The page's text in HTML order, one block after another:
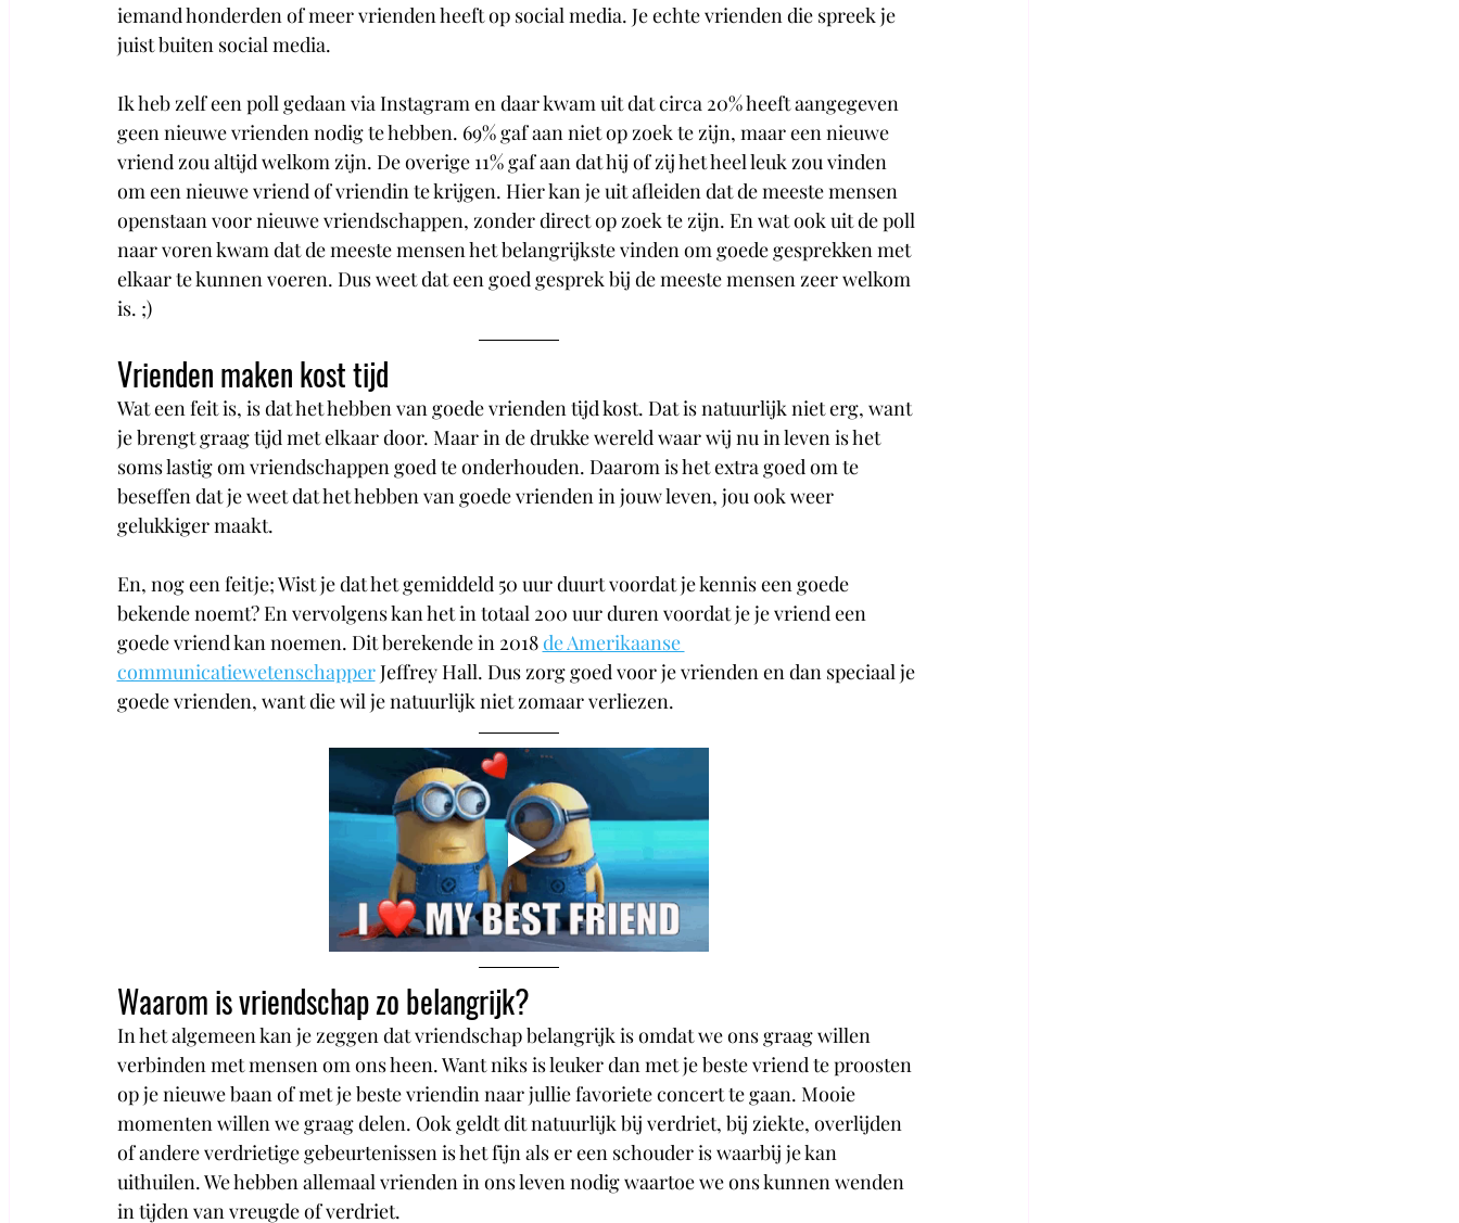
iemand honderden of meer vrienden heeft op social media. Je echte vrienden die spreek je
juist buiten social media.
Ik heb zelf een poll gedaan via Instagram en daar kwam uit dat circa 20% heeft aangegeven
geen nieuwe vrienden nodig te hebben. 69% gaf aan niet op zoek te zijn, maar een nieuwe
vriend zou altijd welkom zijn. De overige 11% gaf aan dat hij of zij het heel leuk zou vinden
om een nieuwe vriend of vriendin te krijgen. Hier kan je uit afleiden dat de meeste mensen
openstaan voor nieuwe vriendschappen, zonder direct op zoek te zijn. En wat ook uit de poll
naar voren kwam dat de meeste mensen het belangrijkste vinden om goede gesprekken met
elkaar te kunnen voeren. Dus weet dat een goed gesprek bij de meeste mensen zeer welkom
is. ;)
Vrienden maken kost tijd
Wat een feit is, is dat het hebben van goede vrienden tijd kost. Dat is natuurlijk niet erg, want
je brengt graag tijd met elkaar door. Maar in de drukke wereld waar wij nu in leven is het
soms lastig om vriendschappen goed te onderhouden. Daarom is het extra goed om te
beseffen dat je weet dat het hebben van goede vrienden in jouw leven, jou ook weer
gelukkiger maakt.
En, nog een feitje; Wist je dat het gemiddeld 50 uur duurt voordat je kennis een goede
bekende noemt? En vervolgens kan het in totaal 200 uur duren voordat je je vriend een
goede vriend kan noemen. Dit berekende in 2018 de Amerikaanse
communicatiewetenschapper Jeffrey Hall. Dus zorg goed voor je vrienden en dan speciaal je
goede vrienden, want die wil je natuurlijk niet zomaar verliezen.
Waarom is vriendschap zo belangrijk?
In het algemeen kan je zeggen dat vriendschap belangrijk is omdat we ons graag willen
verbinden met mensen om ons heen. Want niks is leuker dan met je beste vriend te proosten
op je nieuwe baan of met je beste vriendin naar jullie favoriete concert te gaan. Mooie
momenten willen we graag delen. Ook geldt dit natuurlijk bij verdriet, bij ziekte, overlijden
of andere verdrietige gebeurtenissen is het fijn als er een schouder is waarbij je kan
uithuilen. We hebben allemaal vrienden in ons leven nodig waartoe we ons kunnen wenden
in tijden van vreugde of verdriet.